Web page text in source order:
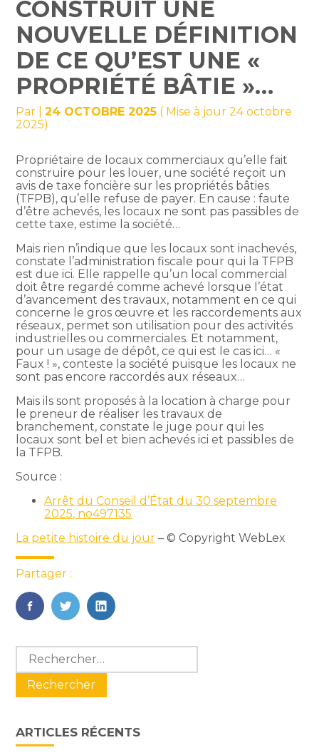
CONSTRUIT UNE
NOUVELLE DÉFINITION
DE CE QU’EST UNE «
PROPRIÉTÉ BÂTIE »…
Par |24 OCTOBRE 2025 ( Mise à jour 24 octobre
2025)
Propriétaire de locaux commerciaux qu’elle fait
construire pour les louer, une société reçoit un
avis de taxe foncière sur les propriétés bâties
(TFPB), qu’elle refuse de payer. En cause : faute
d’être achevés, les locaux ne sont pas passibles de
cette taxe, estime la société…
Mais rien n’indique que les locaux sont inachevés,
constate l’administration fiscale pour qui la TFPB
est due ici. Elle rappelle qu’un local commercial
doit être regardé comme achevé lorsque l’état
d’avancement des travaux, notamment en ce qui
concerne le gros œuvre et les raccordements aux
réseaux, permet son utilisation pour des activités
industrielles ou commerciales. Et notamment,
pour un usage de dépôt, ce qui est le cas ici… «
Faux ! », conteste la société puisque les locaux ne
sont pas encore raccordés aux réseaux…
Mais ils sont proposés à la location à charge pour
le preneur de réaliser les travaux de
branchement, constate le juge pour qui les
locaux sont bel et bien achevés ici et passibles de
la TFPB.
Source :
Arrêt du Conseil d’État du 30 septembre
2025, no497135
La petite histoire du jour – © Copyright WebLex
Partager :
FaceBook
TwitterLinkedIn
Blog
sidebar
Rechercher :
ARTICLES RÉCENTS